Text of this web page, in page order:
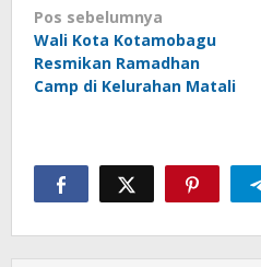
Navigasi
pos
Pos sebelumnya
Wali Kota Kotamobagu
Resmikan Ramadhan
Camp di Kelurahan Matali